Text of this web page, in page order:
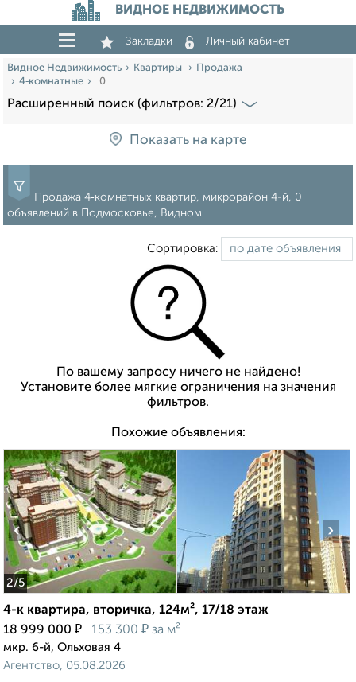
ВИДНОЕ НЕДВИЖИМОСТЬ
Закладки Личный кабинет
Видное Недвижимость Квартиры
Продажа
4‑комнатные
0
Расширенный поиск (фильтров: 2/21)
Показать на карте
Продажа 4‑комнатных квартир, микрорайон 4-й, 0
объявлений в Подмосковье, Видном
Сортировка:
По вашему запросу ничего не найдено!
Установите более мягкие ограничения на значения
фильтров.
Похожие объявления:
2/5
‹ ›
4-к квартира, вторичка, 124м², 17/18 этаж
18 999 000 ₽ 153 300 ₽ за м²
мкр. 6-й, Ольховая 4
Агентство, 05.08.2026